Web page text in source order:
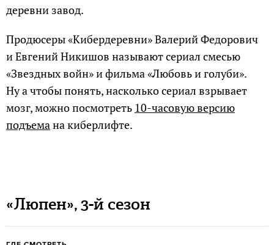
деревни завод.
Продюсеры «Кибердеревни» Валерий Федорович
и Евгений Никишов называют сериал смесью
«Звездных войн» и фильма «Любовь и голуби».
Ну а чтобы понять, насколько сериал взрывает
мозг, можно посмотреть 10-часовую версию
подъемана киберлифте.
«Люпен», 3-й сезон